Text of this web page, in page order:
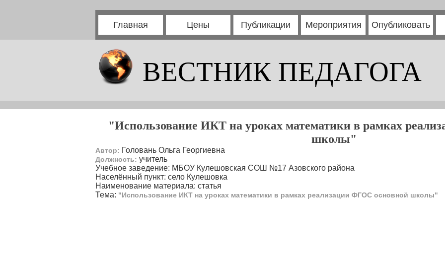
Главная Цены Публикации Мероприятия Опубликовать
ВЕСТНИК ПЕДАГОГА
"Использование ИКТ на уроках математики в рамках
школы"
Автор: Головань Ольга Георгиевна
Должность: учитель
Учебное заведение: МБОУ Кулешовская СОШ №17 Азовского района
Населённый пункт: село Кулешовка
Наименование материала: статья
Тема: "Использование ИКТ на уроках математики в рамках реализации ФГОС основной школы"